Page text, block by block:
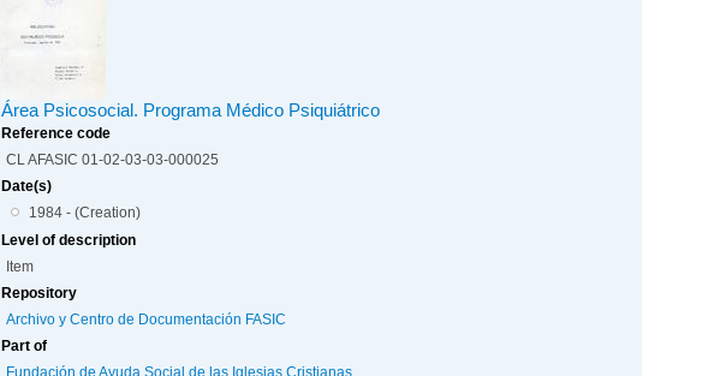
Área Psicosocial. Programa Médico Psiquiátrico
Reference code
CL AFASIC 01-02-03-03-000025
Date(s)
1984 - (Creation)
Level of description
Item
Repository
Archivo y Centro de Documentación FASIC
Part of